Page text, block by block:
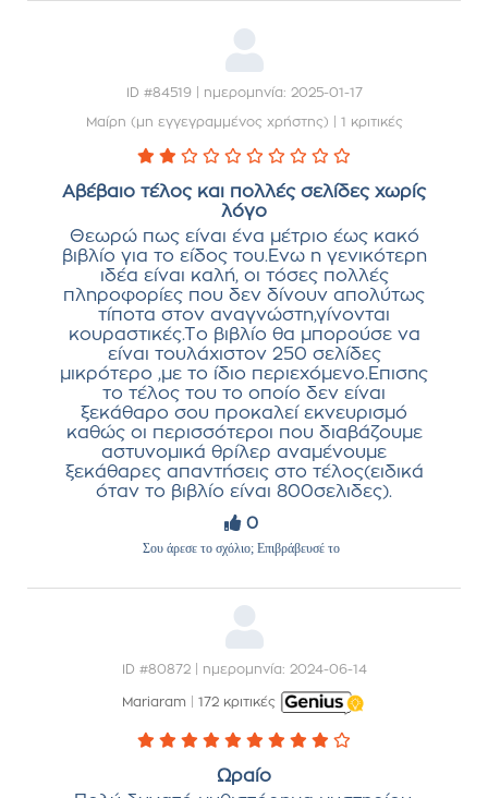
ID #84519 | ημερομηνία: 2025-01-17
Μαίρη (μη εγγεγραμμένος χρήστης) 1 κριτικές
Αβέβαιο τέλος και πολλές σελίδες χωρίς
λόγο
Θεωρώ πως είναι ένα μέτριο έως κακό
βιβλίο για το είδος του.Ενω η γενικότερη
ιδέα είναι καλή, οι τόσες πολλές
πληροφορίες που δεν δίνουν απολύτως
τίποτα στον αναγνώστη,γίνονται
κουραστικές.Το βιβλίο θα μπορούσε να
είναι τουλάχιστον 250 σελίδες
μικρότερο ,με το ίδιο περιεχόμενο.Επισης
το τέλος του το οποίο δεν είναι
ξεκάθαρο σου προκαλεί εκνευρισμό
καθώς οι περισσότεροι που διαβάζουμε
αστυνομικά θρίλερ αναμένουμε
ξεκάθαρες απαντήσεις στο τέλος(ειδικά
όταν το βιβλίο είναι 800σελιδες).
0
Σου άρεσε το σχόλιο; Επιβράβευσέ το
ID #80872 | ημερομηνία: 2024-06-14
Mariaram 172 κριτικές
Ωραίο